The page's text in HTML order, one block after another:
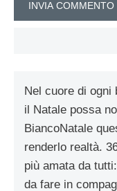
Nel cuore di ogni
il Natale possa
BiancoNatale
renderlo realtà.
più amata da
da fare in